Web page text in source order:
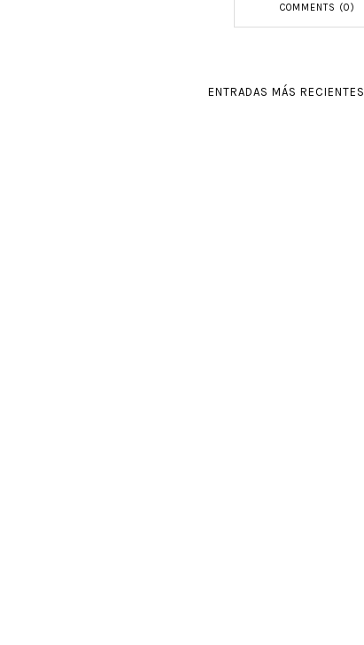
COMMENTS (0)
ENTRADAS MÁS RECIENTES